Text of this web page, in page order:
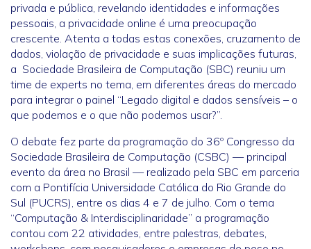
privada e pública, revelando identidades e informações
pessoais, a privacidade online é uma preocupação
crescente. Atenta a todas estas conexões, cruzamento de
dados, violação de privacidade e suas implicações futuras,
a Sociedade Brasileira de Computação (SBC) reuniu um
time de experts no tema, em diferentes áreas do mercado
para integrar o painel “Legado digital e dados sensíveis – o
que podemos e o que não podemos usar?”.
O debate fez parte da programação do 36º Congresso da
Sociedade Brasileira de Computação (CSBC) — principal
evento da área no Brasil — realizado pela SBC em parceria
com a Pontifícia Universidade Católica do Rio Grande do
Sul (PUCRS), entre os dias 4 e 7 de julho. Com o tema
“Computação & Interdisciplinaridade” a programação
contou com 22 atividades, entre palestras, debates,